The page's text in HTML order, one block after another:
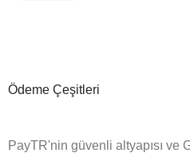
Ödeme Çeşitleri
PayTR'nin güvenli altyapısı ve